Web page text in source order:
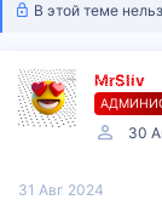
В этой теме
MrSliv
30
31 Авг 2024